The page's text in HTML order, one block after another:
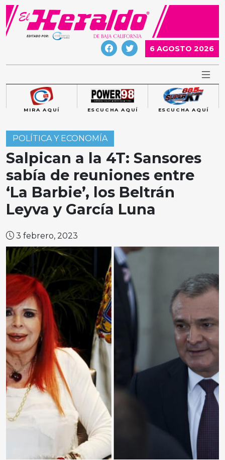
Skip
content
6 AGOSTO 2026
MIRA AQUÍ ESCUCHA AQUÍ ESCUCHA AQUÍ
POLÍTICA Y ECONOMÍA
Salpican a la 4T: Sansores
sabía de reuniones entre
‘La Barbie’, los Beltrán
Leyva y García Luna
3 febrero, 2023